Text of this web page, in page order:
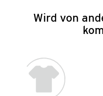
Wird von